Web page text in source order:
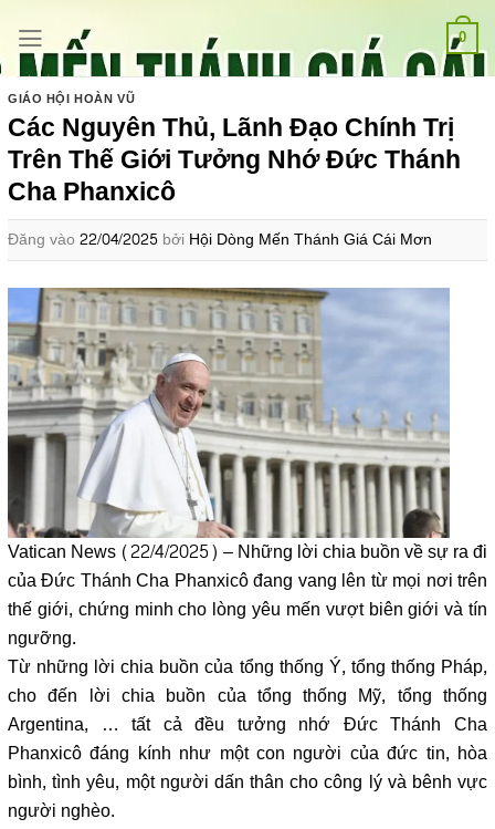
qua
nội
dung
0
GIÁO HỘI HOÀN VŨ
Các Nguyên Thủ, Lãnh Đạo Chính Trị
Trên Thế Giới Tưởng Nhớ Đức Thánh
Cha Phanxicô
Đăng vào 22/04/2025 bởi Hội Dòng Mến Thánh Giá Cái Mơn
Vatican News (22/4/2025) – Những lời chia buồn về sự ra đi
của Đức Thánh Cha Phanxicô đang vang lên từ mọi nơi trên
thế giới, chứng minh cho lòng yêu mến vượt biên giới và tín
ngưỡng.
Từ những lời chia buồn của tổng thống Ý, tổng thống Pháp,
cho đến lời chia buồn của tổng thống Mỹ, tổng thống
Argentina, … tất cả đều tưởng nhớ Đức Thánh Cha
Phanxicô đáng kính như một con người của đức tin, hòa
bình, tình yêu, một người dấn thân cho công lý và bênh vực
người nghèo.